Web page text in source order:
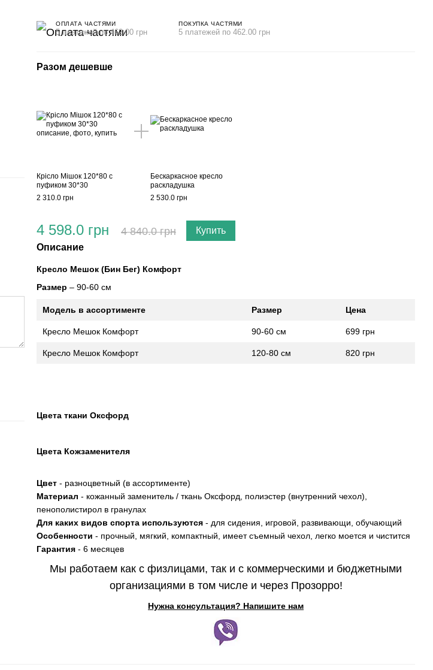
ОПЛАТА ЧАСТЯМИ
5 платежей по 462.00 грн
ПОКУПКА ЧАСТЯМИ
5 платежей по 462.00 грн
Разом дешевше
Крісло Мішок 120*80 с
пуфиком 30*30
2 310.0 грн
Бескаркасное кресло
раскладушка
2 530.0 грн
4 598.0 грн 4 840.0 грн
Купить
Описание
Кресло Мешок (Бин Бег) Комфорт
Размер – 90-60 см
Модель в ассортименте Размер Цена
Кресло Мешок Комфорт 90-60 см 699 грн
Кресло Мешок Комфорт 120-80 см 820 грн
Цвета ткани Оксфорд
Цвета Кожзаменителя
Цвет - разноцветный (в ассортименте)
Материал - кожанный заменитель / ткань Оксфорд, полиэстер (внутренний чехол),
пенополистирол в гранулах
Для каких видов спорта используются - для сидения, игровой, развивающи, обучающий
Особенности - прочный, мягкий, компактный, имеет съемный чехол, легко моется и чистится
Гарантия - 6 месяцев
Мы работаем как с физлицами, так и с коммерческими и бюджетными
организациями в том числе и через Прозорро!
Нужна консультация? Напишите нам